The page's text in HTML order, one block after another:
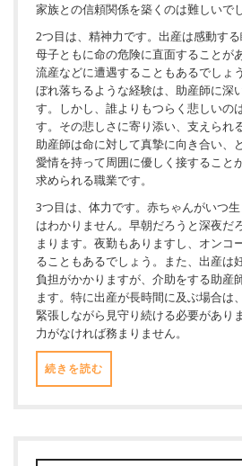
家族との信頼関係を築くのは難しいでし
2つ目は、精神力です。出産は感動する
母子ともに命の危険に直面することが
流産などに遭遇することもあるでしょ
ぼれ落ちるような経験は、助産師に深
す。しかし、誰よりもつらく悲しいの
す。その悲しさに寄り添い、支えられ
助産師は命に対して真摯に向き合い、
愛情を持って周囲に優しく接すること
求められる職業です。
3つ目は、体力です。赤ちゃんがいつ
はわかりません。早朝だろうと深夜だ
まります。夜勤もありますし、オンコ
ることもあるでしょう。また、出産は
負担がかかりますが、介助をする助産
ます。特に出産が長時間に及ぶ場合は
緊張しながら見守り続ける必要があり
力がなければ務まりません。
続きを読む